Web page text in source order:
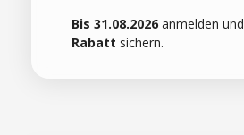
Bis 31.08.2026 anmelden und
Rabatt sichern.